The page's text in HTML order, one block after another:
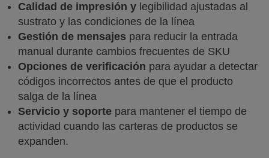
Calidad de impresión y legibilidad ajustadas al
sustrato y las condiciones de la línea
Gestión de mensajes para reducir la entrada
manual durante cambios frecuentes de SKU
Opciones de verificación para ayudar a detectar
códigos incorrectos antes de que el producto
salga de la línea
Servicio y soporte para mantener el tiempo de
actividad cuando las carteras de productos se
expanden.